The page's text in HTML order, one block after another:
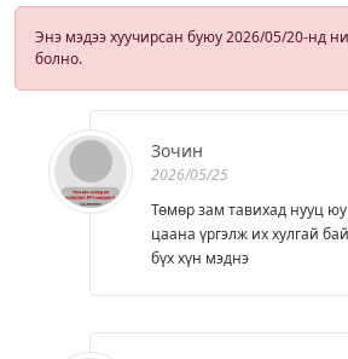
Энэ мэдээ хуучирсан буюу 2026/05/20-нд
болно.
Зочин
2026/05/25
Төмөр зам тавихад нууц
цаана үргэлж их хулгай
бүх хүн мэднэ